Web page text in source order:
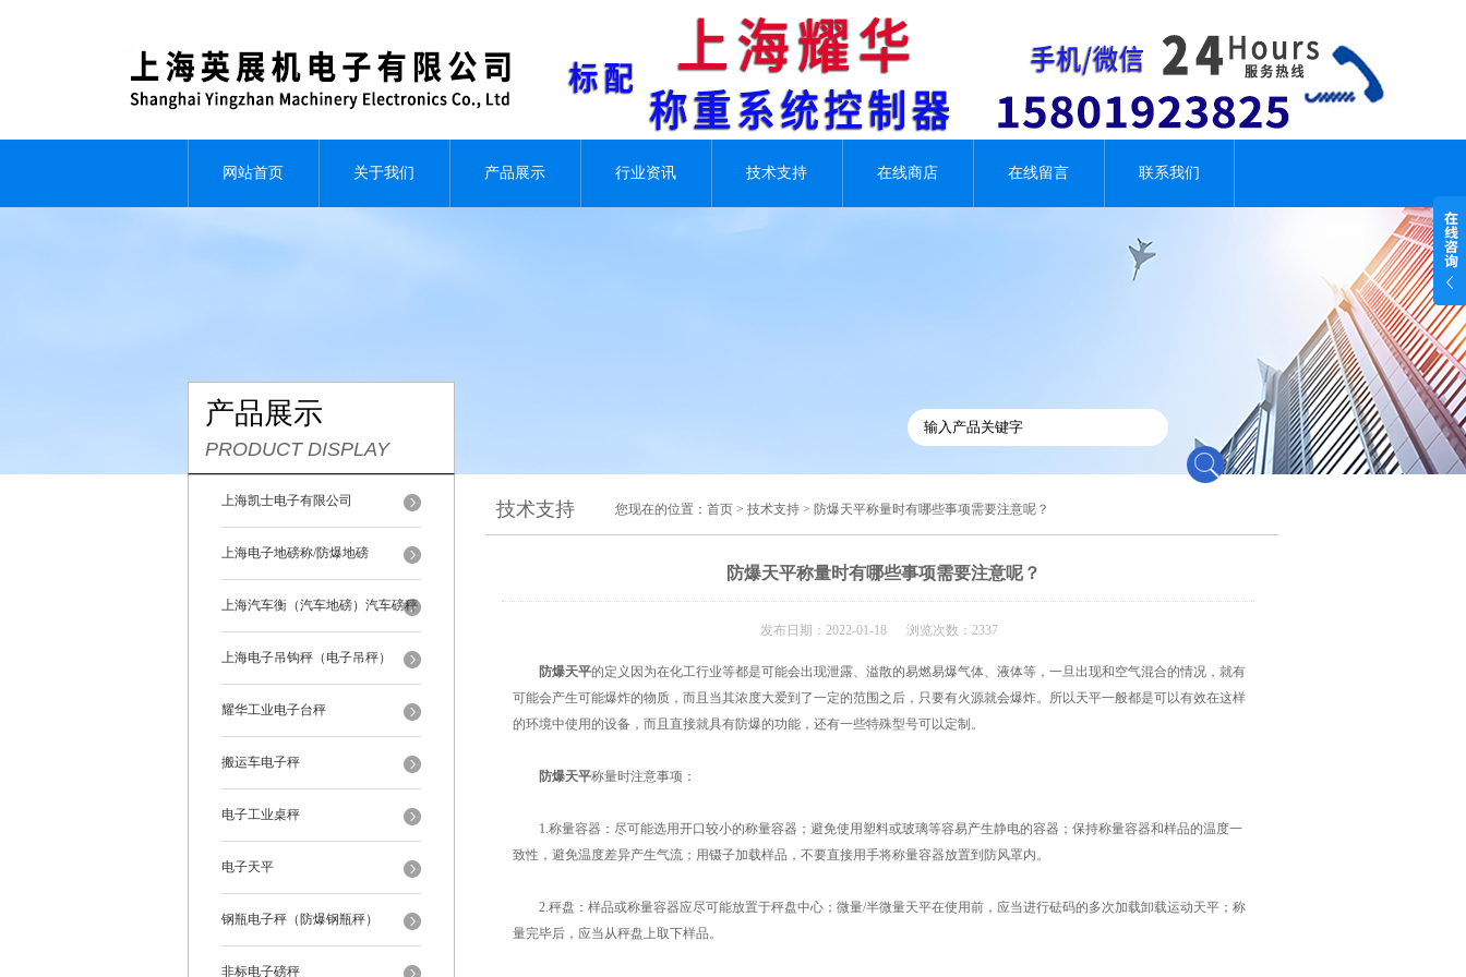
网站首页 关于我们 产品展示 行业资讯 技术支持 在线商店 在线留言 联系我们
产品展示
PRODUCT DISPLAY
上海凯士电子有限公司
上海电子地磅称/防爆地磅
上海汽车衡（汽车地磅）汽车磅秤
上海电子吊钩秤（电子吊秤）
耀华工业电子台秤
搬运车电子秤
电子工业桌秤
电子天平
钢瓶电子秤（防爆钢瓶秤）
非标电子磅秤
技术支持 您现在的位置： 首页 > 技术支持 > 防爆天平称量时有哪些事项需要注意呢？
防爆天平称量时有哪些事项需要注意呢？
发布日期：2022-01-18 浏览次数：2337
防爆天平的定义因为在化工行业等都是可能会出现泄露、溢散的易燃易爆气体、液体等，一旦出现和空气混合的情况，就有
可能会产生可能爆炸的物质，而且当其浓度大爱到了一定的范围之后，只要有火源就会爆炸。所以天平一般都是可以有效在这样
的环境中使用的设备，而且直接就具有防爆的功能，还有一些特殊型号可以定制。
防爆天平称量时注意事项：
1.称量容器：尽可能选用开口较小的称量容器；避免使用塑料或玻璃等容易产生静电的容器；保持称量容器和样品的温度一
致性，避免温度差异产生气流；用镊子加载样品，不要直接用手将称量容器放置到防风罩内。
2.秤盘：样品或称量容器应尽可能放置于秤盘中心；微量/半微量天平在使用前，应当进行砝码的多次加载卸载运动天平；称
量完毕后，应当从秤盘上取下样品。